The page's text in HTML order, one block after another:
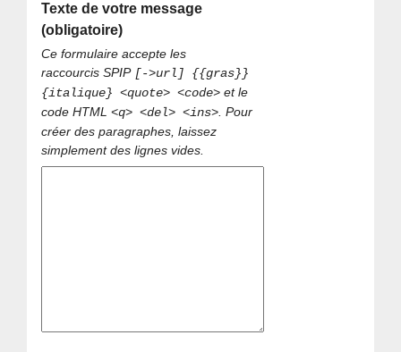
Texte de votre message
(obligatoire)
Ce formulaire accepte les
raccourcis SPIP [->url] {{gras}}
{italique} <quote> <code> et le
code HTML<q> <del> <ins>. Pour
créer des paragraphes, laissez
simplement des lignes vides.